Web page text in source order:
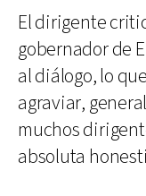
El dirigente
gobernador de
al diálogo, lo
agraviar,
muchos
absoluta